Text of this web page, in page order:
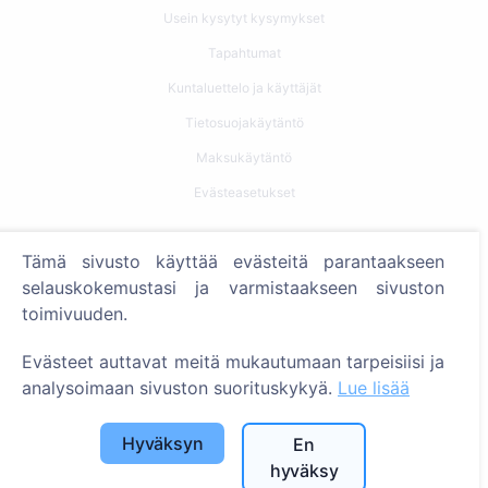
Usein kysytyt kysymykset
Tapahtumat
Kuntaluettelo ja käyttäjät
Tietosuojakäytäntö
Maksukäytäntö
Evästeasetukset
Etsi vainajia
Palvelut
Yhteystiedot
SIA "CEMETY", LV40103618951
Tämä sivusto käyttää evästeitä parantaakseen
selauskokemustasi ja varmistaakseen sivuston
toimivuuden.
Evästeet auttavat meitä mukautumaan tarpeisiisi ja
analysoimaan sivuston suorituskykyä. Lue lisää
Hyväksyn
En
hyväksy